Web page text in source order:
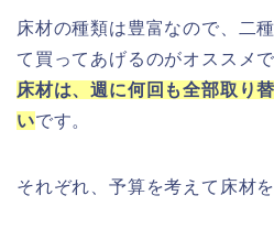
床材の種類は豊富なので、二
て買ってあげるのがオススメで
床材は、週に何回も全部取り
いです。
それぞれ、予算を考えて床材